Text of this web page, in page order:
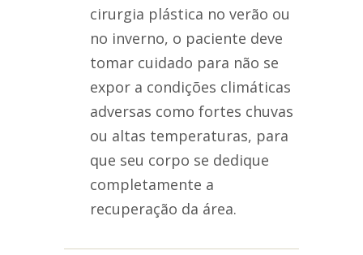
cirurgia plástica no verão ou
no inverno, o paciente deve
tomar cuidado para não se
expor a condições climáticas
adversas como fortes chuvas
ou altas temperaturas, para
que seu corpo se dedique
completamente a
recuperação da área.